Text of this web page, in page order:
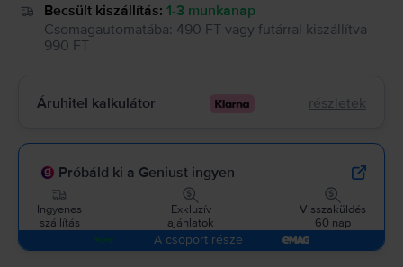
Becsült kiszállítás: 1-3 munkanap
Csomagautomatába: 490 FT vagy futárral kiszállítva
990 FT
Áruhitel kalkulátor részletek
Próbáld ki a Geniust ingyen
Ingyenes
szállítás
Exkluzív
ajánlatok
Visszaküldés
60 nap
A csoport része